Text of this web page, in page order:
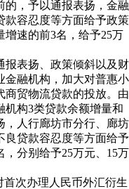
的，予以通报表扬，金融
款容忍度等方面给予政策
速的前3名，给予25万
报表扬、政策倾斜以及财
金融机构，加大对普惠小
商贸物流贷款的投放。由
机构3类贷款余额增量和
，人行廊坊市分行、廊坊
良贷款容忍度等方面给予
分别给予25万元、15万
首次办理人民币外汇衍生